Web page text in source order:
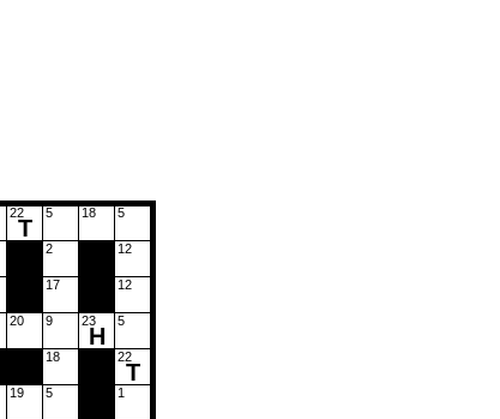
22
Т
5 18 5
2 12
17 12
20 9 23
Н
5
18 22
Т
19 5 1